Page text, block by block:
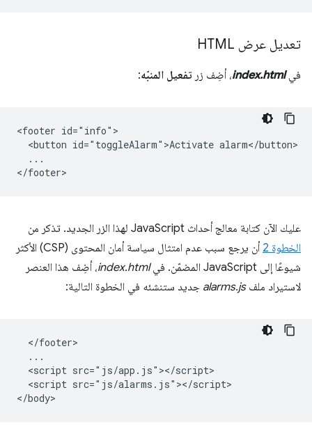
تعديل عرض HTML
فيindex.html، أضِف زر تفعيل المنبّه:
<footer id="info">
  <button id="toggleAlarm">Activate alarm</button>
  ...
عليك الآن كتابة معالج أحداث JavaScript لهذا الزر الجديد. تذكر من
الخطوة 2
أن يرجع سبب عدم امتثال سياسة أمان المحتوى (CSP) الأكثر
شيوعًا إلى JavaScript المضمّن. في
index.html، أضِف هذا العنصر
لاستيراد ملفalarms.js جديد ستنشئه في الخطوة التالية:
  </footer>
  ...
  <script src="js/app.js"></script>
  <script src="js/alarms.js"></script>